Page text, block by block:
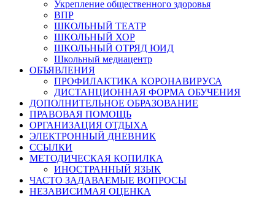
Укрепление общественного здоровья
ВПР
ШКОЛЬНЫЙ ТЕАТР
ШКОЛЬНЫЙ ХОР
ШКОЛЬНЫЙ ОТРЯД ЮИД
Школьный медиацентр
ОБЪЯВЛЕНИЯ
ПРОФИЛАКТИКА КОРОНАВИРУСА
ДИСТАНЦИОННАЯ ФОРМА ОБУЧЕНИЯ
ДОПОЛНИТЕЛЬНОЕ ОБРАЗОВАНИЕ
ПРАВОВАЯ ПОМОЩЬ
ОРГАНИЗАЦИЯ ОТДЫХА
ЭЛЕКТРОННЫЙ ДНЕВНИК
ССЫЛКИ
МЕТОДИЧЕСКАЯ КОПИЛКА
ИНОСТРАННЫЙ ЯЗЫК
ЧАСТО ЗАДАВАЕМЫЕ ВОПРОСЫ
НЕЗАВИСИМАЯ ОЦЕНКА